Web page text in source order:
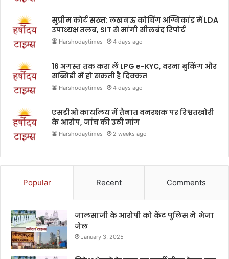
सुप्रीम कोर्ट सख्त: लखनऊ कोचिंग अग्निकांड में LDA
उपाध्यक्ष तलब, SIT से मांगी सीलबंद रिपोर्ट
Harshodaytimes 4 days ago
16 अगस्त तक करा लें LPG e-KYC, वरना बुकिंग और
सब्सिडी में हो सकती है दिक्कत
Harshodaytimes 4 days ago
एसडीओ कार्यालय में तैनात वनरक्षक पर रिश्वतखोरी
के आरोप, जांच की उठी मांग
Harshodaytimes 2 weeks ago
Popular Recent Comments
जालसाजी के आरोपी को कैंट पुलिस ने भेजा
जेल
January 3, 2025